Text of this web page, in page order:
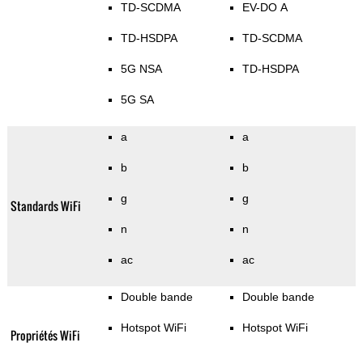
TD-SCDMA
TD-HSDPA
5G NSA
5G SA
EV-DO A
TD-SCDMA
TD-HSDPA
Standards WiFi
a
b
g
n
ac
a
b
g
n
ac
Propriétés WiFi
Double bande
Hotspot WiFi
Double bande
Hotspot WiFi